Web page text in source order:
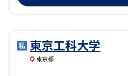
東京工科大学
東京都